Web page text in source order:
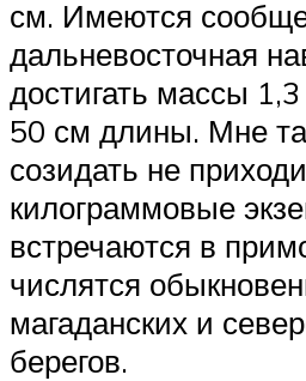
см. Имеются
дальневосточная
достигать массы
50 см длины. Мне
созидать не
килограммовые
встречаются в
числятся
магаданских и
берегов.